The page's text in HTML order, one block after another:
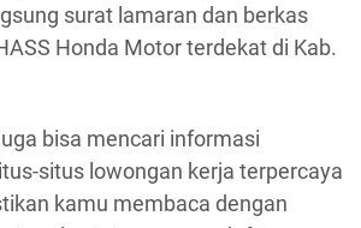
surat lamaran dan berkas
Honda Motor terdekat di Kab.
bisa mencari informasi
situs lowongan kerja terpercaya
kamu membaca dengan